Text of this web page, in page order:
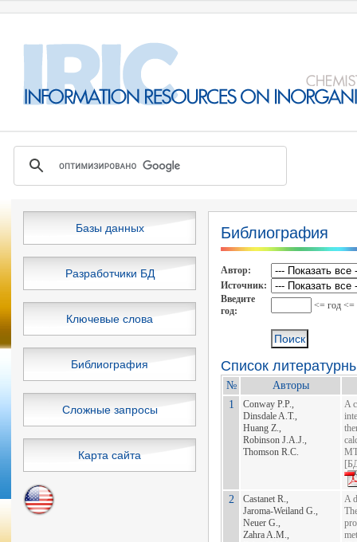
Базы данных
Разработчики БД
Ключевые слова
Библиография
Сложные запросы
Карта сайта
Библиография
Автор:
Источник:
Введите
год:
<= год <=
Список
№
Авторы
1
Conway P.P.,
Dinsdale A.T.,
Huang Z.,
Robinson J.A.J.,
Thomson R.C.
A
[
2
Castanet R.,
Jaroma-Weiland G.,
Neuer G.,
Zahra A.M.,
A